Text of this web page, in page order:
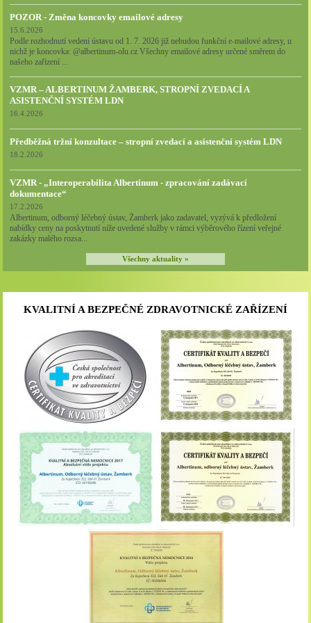
POZOR - Změna koncovky emailové adresy
15.6.2026
Podle rozhodnutí vedení ústavu od 1. 7. 2026 již nebudou funkční e-mailové adresy, u
nichž je koncovka: @albertinum-olu.cz Všechny emailové adresy určené směrem do
našeho zařízení ...
VZMR – ALBERTINUM ŽAMBERK, STROPNÍ ZVEDACÍ A
ASISTENČNÍ SYSTÉM LDN
16.4.2026
Předběžná tržní konzultace – stropní zvedací a asistenční systém LDN
18.2.2026
VZMR - „Interoperabilita Albertinum - zpracování zadávací
dokumentace“
17.2.2026
Albertinum, odborný léčebný ústav, Žamberk jako zadavatel, vyzývá k předložení
nabídky ceny na poskytnutí níže uvedené služby v rámci výběrového řízení veřejné
zakázky malého rozsa...
Všechny aktuality »
KVALITNÍ A BEZPEČNÉ ZDRAVOTNICKÉ ZAŘÍZENÍ